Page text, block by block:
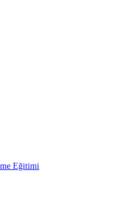
Eğitimi